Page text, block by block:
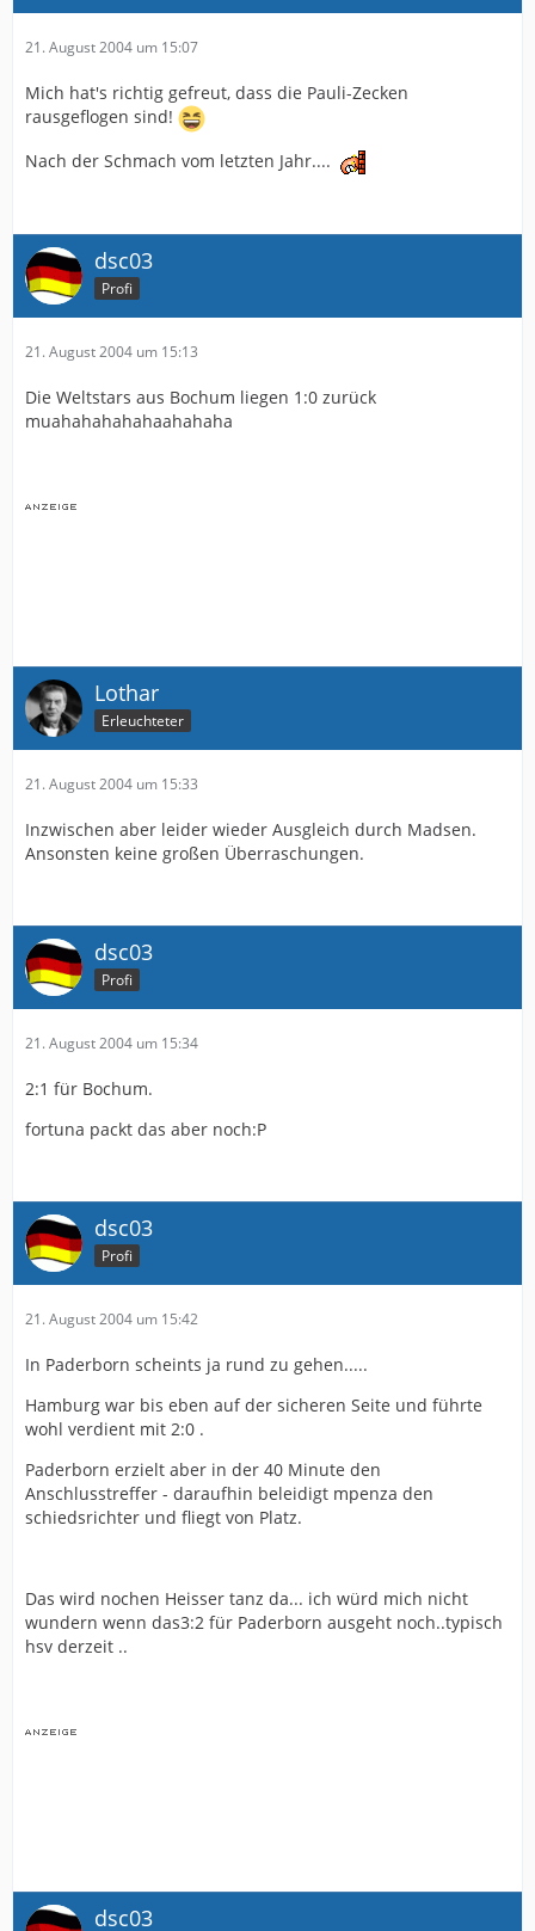
21. August 2004 um 15:07
Mich hat's richtig gefreut, dass die Pauli-Zecken
rausgeflogen sind!
Nach der Schmach vom letzten Jahr....
dsc03
Profi
21. August 2004 um 15:13
Die Weltstars aus Bochum liegen 1:0 zurück
muahahahahahaahahaha
Lothar
Erleuchteter
21. August 2004 um 15:33
Inzwischen aber leider wieder Ausgleich durch Madsen.
Ansonsten keine großen Überraschungen.
dsc03
Profi
21. August 2004 um 15:34
2:1 für Bochum.
fortuna packt das aber noch:P
dsc03
Profi
21. August 2004 um 15:42
In Paderborn scheints ja rund zu gehen.....
Hamburg war bis eben auf der sicheren Seite und führte
wohl verdient mit 2:0 .
Paderborn erzielt aber in der 40 Minute den
Anschlusstreffer - daraufhin beleidigt mpenza den
schiedsrichter und fliegt von Platz.
Das wird nochen Heisser tanz da... ich würd mich nicht
wundern wenn das3:2 für Paderborn ausgeht noch..typisch
hsv derzeit ..
dsc03